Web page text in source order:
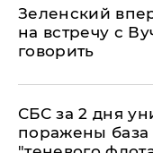
Зеленский
на встречу с
говорить
СБС за 2 дня
поражены